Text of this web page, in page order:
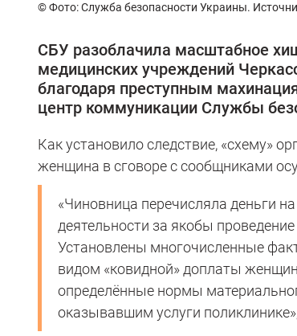
© Фото: Служба безопасности Украины.
СБУ разоблачила масштабное
медицинских учреждений
благодаря преступным
центр коммуникации Службы
Как установило следствие, «схему»
женщина в сговоре с сообщниками
«Чиновница перечисляла деньги
деятельности за якобы
Установлены многочисленные
видом «ковидной» доплаты
определённые нормы
оказывавшим услуги